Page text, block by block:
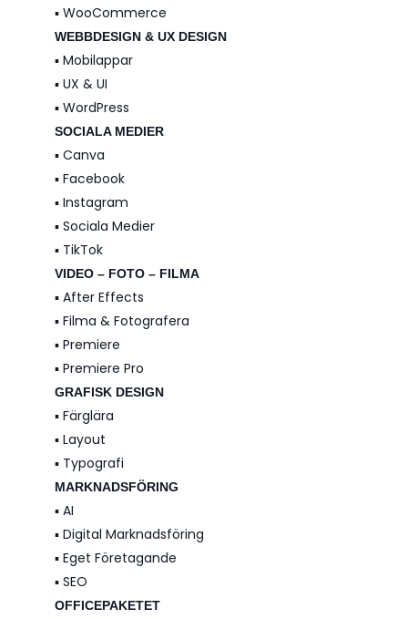
▪️ WooCommerce
WEBBDESIGN & UX DESIGN
▪️ Mobilappar
▪️ UX & UI
▪️ WordPress
SOCIALA MEDIER
▪️ Canva
▪️ Facebook
▪️ Instagram
▪️ Sociala Medier
▪️ TikTok
VIDEO – FOTO – FILMA
▪️ After Effects
▪️ Filma & Fotografera
▪️ Premiere
▪️ Premiere Pro
GRAFISK DESIGN
▪️ Färglära
▪️ Layout
▪️ Typografi
MARKNADSFÖRING
▪️ AI
▪️ Digital Marknadsföring
▪️ Eget Företagande
▪️ SEO
OFFICEPAKETET